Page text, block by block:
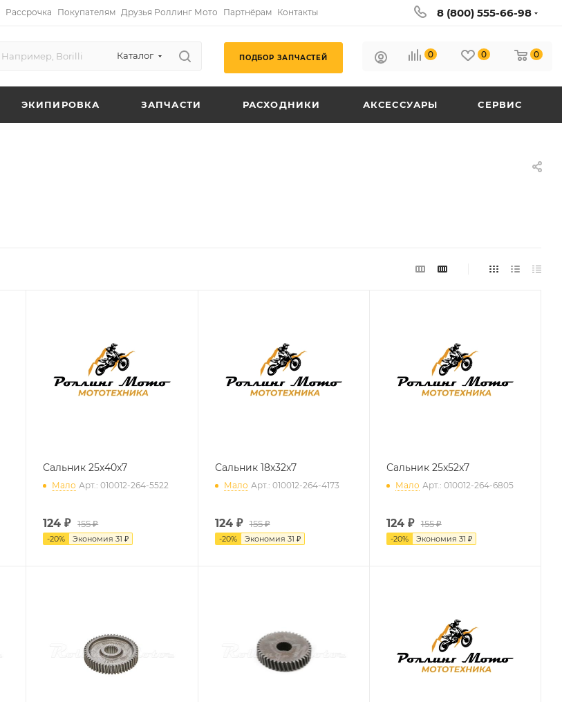
Рассрочка Покупателям Друзья Роллинг Мото Партнёрам Контакты 8 (800) 555-66-98
Каталог ПОДБОР ЗАПЧАСТЕЙ 0 0 0
ЭКИПИРОВКА ЗАПЧАСТИ РАСХОДНИКИ АКСЕССУАРЫ СЕРВИС
Сальник 25x40x7
Мало Арт.: 010012-264-5522
124 ₽ 155 ₽
-20% Экономия31 ₽
Сальник 18x32x7
Мало Арт.: 010012-264-4173
124₽ 155 ₽
-20% Экономия 31 ₽
Сальник 25x52x7
Мало Арт.: 010012-264-6805
124₽ 155 ₽
-20% Экономия 31 ₽